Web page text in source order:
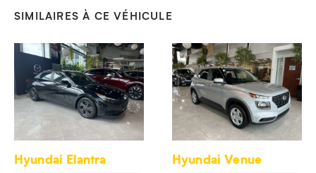
SIMILAIRES À CE VÉHICULE
Hyundai Elantra Hyundai Venue